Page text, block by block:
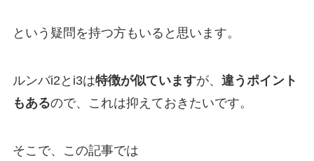
という疑問を持つ方もいると思います。
ルンバi2とi3は特徴が似ていますが、 違うポイント
もあるので、これは抑えておきたいです。
そこで、この記事では